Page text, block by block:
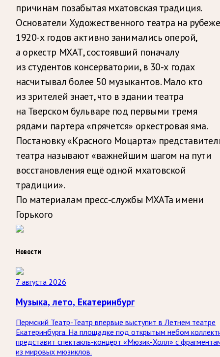
причинам позабытая мхатовская традиция.
Основатели Художественного театра на рубеже
1920-х годов активно занимались оперой,
а оркестр МХАТ, состоявший поначалу
из студентов консерватории, в 30-х годах
насчитывал более 50 музыкантов. Мало кто
из зрителей знает, что в здании театра
на Тверском бульваре под первыми тремя
рядами партера «прячется» оркестровая яма.
Постановку «Красного Моцарта»
театра называют «важнейшим шагом на пути
восстановления ещё одной мхатовской
традиции».
По материалам пресс-службы МХАТа имени
Горького
Новости
7 августа 2026
Музыка, лето, Екатеринбург
Пермский Театр-Театр впервые выступит в Летнем театре
Екатеринбурга. На площадке под открытым небом
представит спектакль-концерт «Мюзик-Холл» с
из мировых мюзиклов.